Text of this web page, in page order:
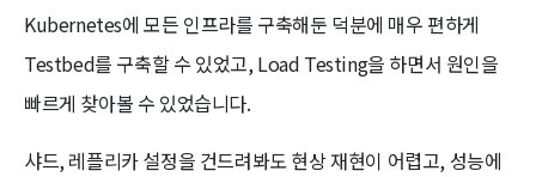
Kubernetes에 모든 인프라를 구축해둔 덕분에 매우 편하게
Testbed를 구축할 수 있었고, Load Testing을 하면서 원인을
빠르게 찾아볼 수 있었습니다.
샤드, 레플리카 설정을 건드려봐도 현상 재현이 어렵고, 성능에